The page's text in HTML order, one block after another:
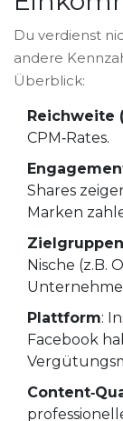
Du verdienst
andere
Überblick:
Reichweite
CPM‑Rates.
Shares
Marken
Nische (z.B.
Plattform:
Facebook